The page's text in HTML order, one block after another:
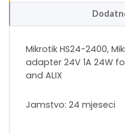
Mikrotik HS24-2400,
adapter 24V 1A 24W
and ALIX
Jamstvo: 24 mjeseci